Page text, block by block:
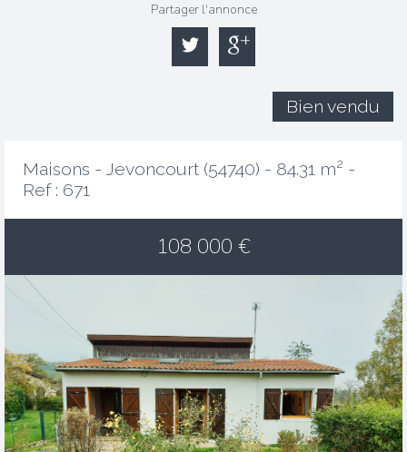
Partager l'annonce
Bien vendu
Maisons - Jevoncourt (54740) - 84.31 m² -
Ref : 671
108 000 €